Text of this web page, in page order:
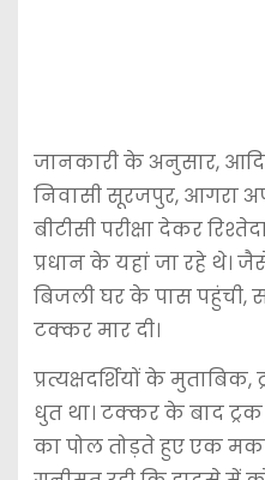
जानकारी के अनुसार,
निवासी सूरजपुर, आगरा
बीटीसी परीक्षा देकर
प्रधान के यहां जा रहे थे।
बिजली घर के पास पहुंची,
टक्कर मार दी।
प्रत्यक्षदर्शियों के
धुत था। टक्कर के बाद
का पोल तोड़ते हुए एक